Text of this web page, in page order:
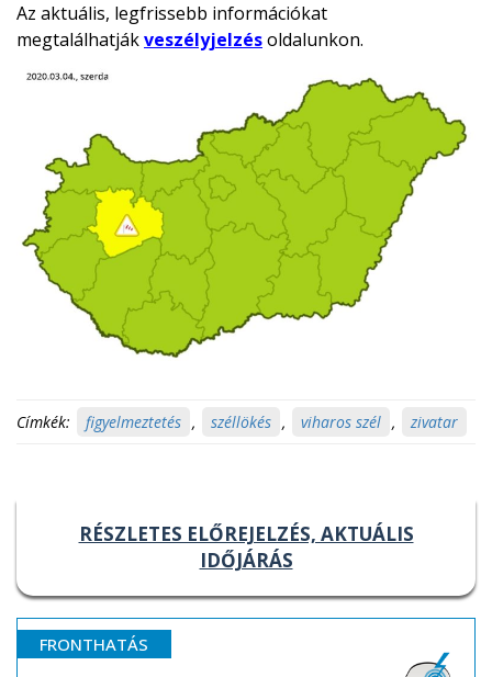
Az aktuális, legfrissebb információkat
megtalálhatjákveszélyjelzésoldalunkon.
Címkék: figyelmeztetés , széllökés , viharos szél , zivatar
RÉSZLETES ELŐREJELZÉS, AKTUÁLIS
IDŐJÁRÁS
FRONTHATÁS